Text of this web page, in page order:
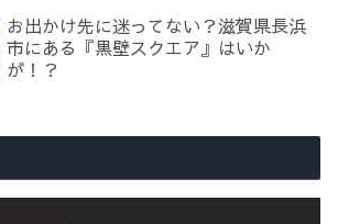
お出かけ先に迷ってない？滋賀県長浜
市にある『黒壁スクエア』はいか
が！？